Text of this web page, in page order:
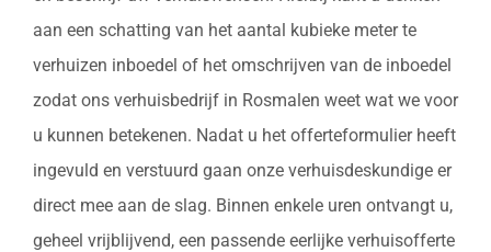
aan een schatting van het aantal kubieke meter te
verhuizen inboedel of het omschrijven van de inboedel
zodat ons verhuisbedrijf in Rosmalen weet wat we voor
u kunnen betekenen. Nadat u het offerteformulier heeft
ingevuld en verstuurd gaan onze verhuisdeskundige er
direct mee aan de slag. Binnen enkele uren ontvangt u,
geheel vrijblijvend, een passende eerlijke verhuisofferte